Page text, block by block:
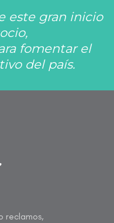
este gran inicio
fomentar el
del país.
reclamos,